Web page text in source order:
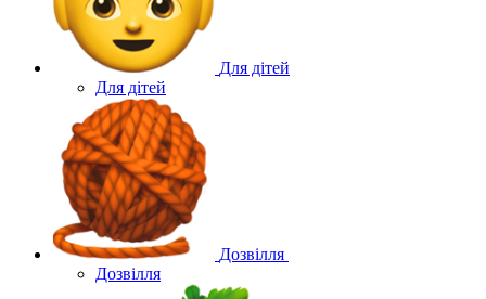
Для дітей
Для дітей
Дозвілля
Дозвілля